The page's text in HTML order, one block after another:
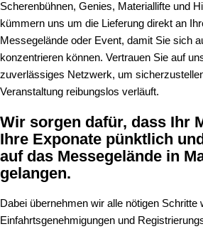
Scherenbühnen, Genies, Materiallifte und
kümmern uns um die Lieferung direkt an
Messegelände oder Event, damit Sie sich
konzentrieren können. Vertrauen Sie auf
zuverlässiges Netzwerk, um
Veranstaltung reibungslos verläuft.
Wir sorgen dafür, dass Ihr
Ihre Exponate pünktlich
auf das Messegelände in
gelangen.
Dabei übernehmen wir alle nötigen Schritte
Einfahrtsgenehmigungen und